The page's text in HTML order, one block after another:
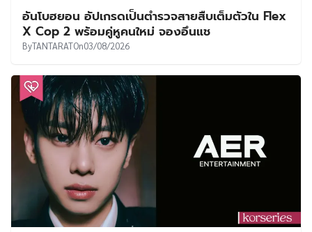
อันโบฮยอน อัปเกรดเป็นตำรวจสายสืบเต็มตัวใน Flex
X Cop 2 พร้อมคู่หูคนใหม่ จองอึนแช
ByTANTARATOn03/08/2026